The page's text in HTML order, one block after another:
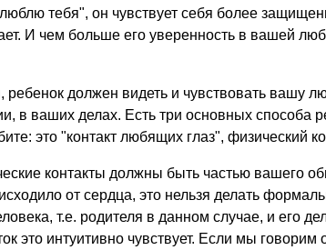
тебя", он чувствует себя более
И чем больше его уверенность в вашей
ребенок должен видеть и чувствовать вашу
в ваших делах. Есть три основных способа
это "контакт любящих глаз", физический
контакты должны быть частью вашего
от сердца, это нельзя делать
т.е. родителя в данном случае, и его
это интуитивно чувствует. Если мы